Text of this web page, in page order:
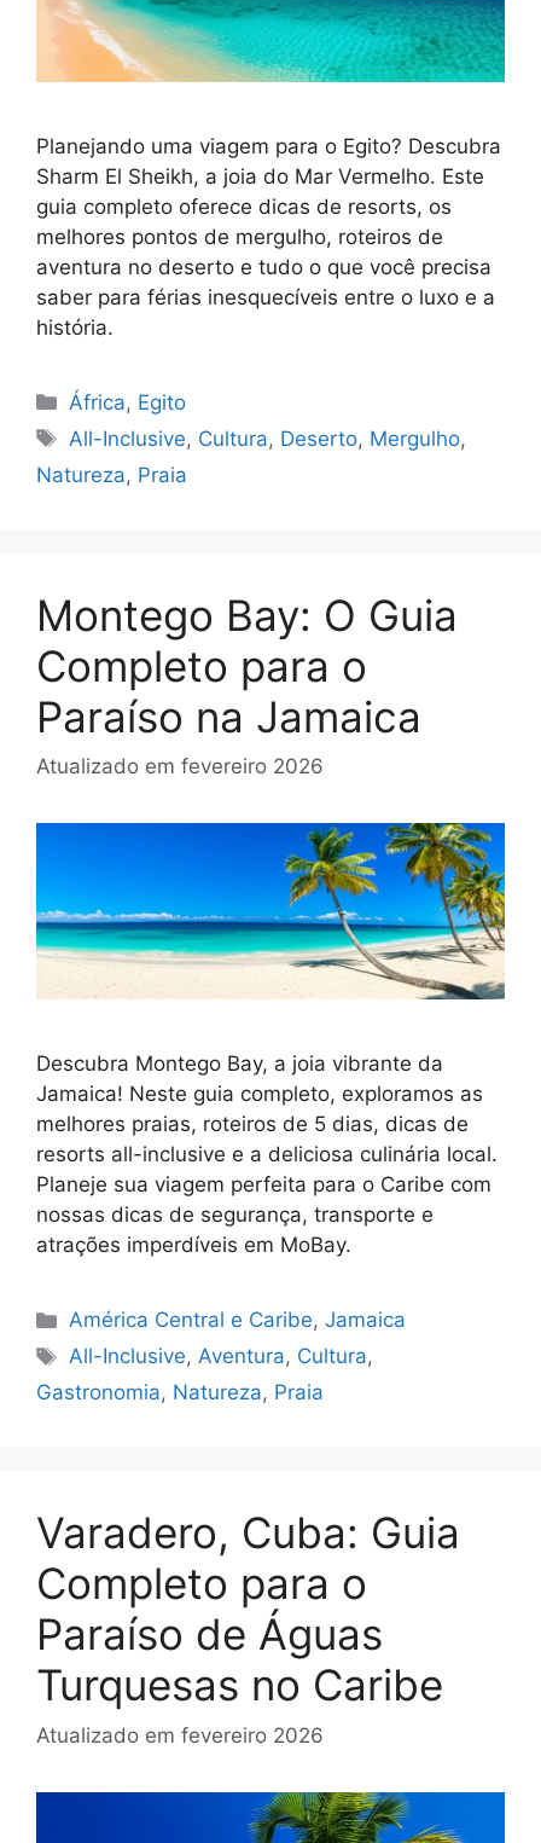
Planejando uma viagem para o Egito? Descubra
Sharm El Sheikh, a joia do Mar Vermelho. Este
guia completo oferece dicas de resorts, os
melhores pontos de mergulho, roteiros de
aventura no deserto e tudo o que você precisa
saber para férias inesquecíveis entre o luxo e a
história.
Categorias
África, Egito
Tags
All-Inclusive, Cultura, Deserto, Mergulho,
Natureza, Praia
Montego Bay: O Guia
Completo para o
Paraíso na Jamaica
Atualizado em fevereiro 2026
Descubra Montego Bay, a joia vibrante da
Jamaica! Neste guia completo, exploramos as
melhores praias, roteiros de 5 dias, dicas de
resorts all-inclusive e a deliciosa culinária local.
Planeje sua viagem perfeita para o Caribe com
nossas dicas de segurança, transporte e
atrações imperdíveis em MoBay.
Categorias
América Central e Caribe,Jamaica
Tags
All-Inclusive,Aventura, Cultura,
Gastronomia, Natureza, Praia
Varadero, Cuba: Guia
Completo para o
Paraíso de Águas
Turquesas no Caribe
Atualizado em fevereiro 2026